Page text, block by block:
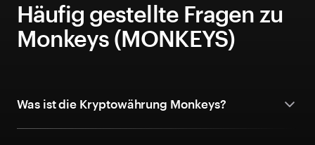
Häufig gestellte Fragen zu
Monkeys (MONKEYS)
Was ist die Kryptowährung Monkeys?